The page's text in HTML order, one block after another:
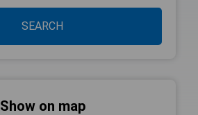
SEARCH
Show on map